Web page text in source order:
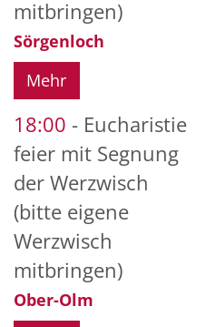
mitbringen)
Sörgenloch
Mehr
18:00
Eucharistie
feier mit Segnung
der Werzwisch
(bitte eigene
Werzwisch
mitbringen)
Ober-Olm